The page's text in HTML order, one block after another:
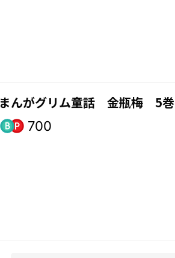
まんがグリム童話 金瓶梅 5巻
700